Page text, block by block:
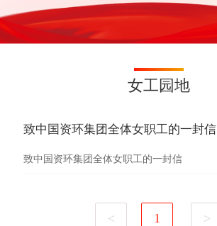
女工园地
致中国资环集团全体女职工的一封信
致中国资环集团全体女职工的一封信
< 1 >